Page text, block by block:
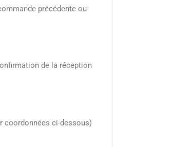
précédente ou
de la réception
coordonnées ci-dessous)